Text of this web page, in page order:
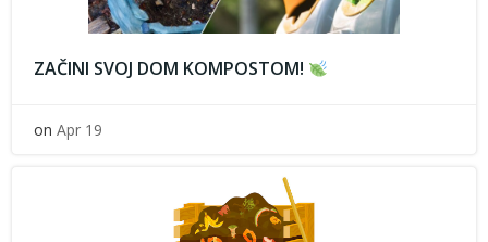
ZAČINI SVOJ DOM KOMPOSTOM!
on Apr 19